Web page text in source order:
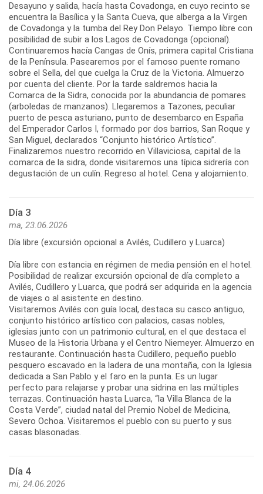
Desayuno y salida, hacía hasta Covadonga, en cuyo recinto se
encuentra la Basílica y la Santa Cueva, que alberga a la Virgen
de Covadonga y la tumba del Rey Don Pelayo. Tiempo libre con
posibilidad de subir a los Lagos de Covadonga (opcional).
Continuaremos hacía Cangas de Onís, primera capital Cristiana
de la Península. Pasearemos por el famoso puente romano
sobre el Sella, del que cuelga la Cruz de la Victoria. Almuerzo
por cuenta del cliente. Por la tarde saldremos hacia la
Comarca de la Sidra, conocida por la abundancia de pomares
(arboledas de manzanos). Llegaremos a Tazones, peculiar
puerto de pesca asturiano, punto de desembarco en España
del Emperador Carlos I, formado por dos barrios, San Roque y
San Miguel, declarados “Conjunto histórico Artístico”.
Finalizaremos nuestro recorrido en Villaviciosa, capital de la
comarca de la sidra, donde visitaremos una típica sidrería con
degustación de un culín. Regreso al hotel. Cena y alojamiento.
Día 3
ma, 23.06.2026
Día libre (excursión opcional a Avilés, Cudillero y Luarca)
Día libre con estancia en régimen de media pensión en el hotel.
Posibilidad de realizar excursión opcional de día completo a
Avilés, Cudillero y Luarca, que podrá ser adquirida en la agencia
de viajes o al asistente en destino.
Visitaremos Avilés con guía local, destaca su casco antiguo,
conjunto histórico artístico con palacios, casas nobles,
iglesias junto con un patrimonio cultural, en el que destaca el
Museo de la Historia Urbana y el Centro Niemeyer. Almuerzo en
restaurante. Continuación hasta Cudillero, pequeño pueblo
pesquero escavado en la ladera de una montaña, con la Iglesia
dedicada a San Pablo y el faro en la punta. Es un lugar
perfecto para relajarse y probar una sidrina en las múltiples
terrazas. Continuación hasta Luarca, “la Villa Blanca de la
Costa Verde”, ciudad natal del Premio Nobel de Medicina,
Severo Ochoa. Visitaremos el pueblo con su puerto y sus
casas blasonadas.
Día 4
mi, 24.06.2026